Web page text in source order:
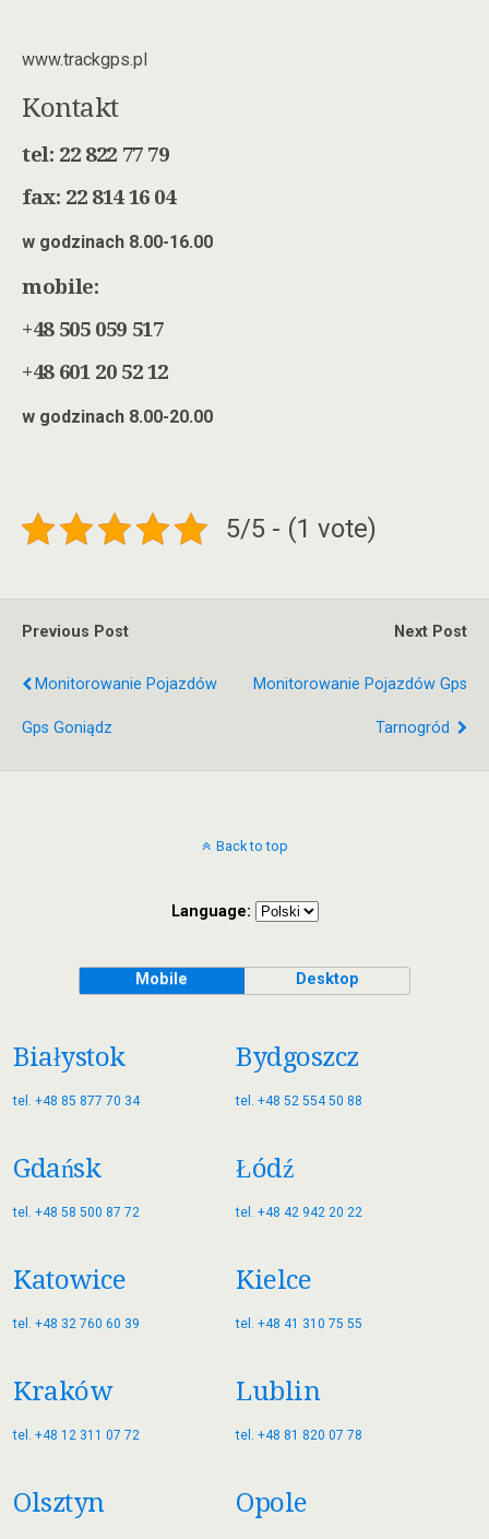
www.trackgps.pl
Kontakt
tel: 22 822 77 79
fax: 22 814 16 04
w godzinach 8.00-16.00
mobile:
+48 505 059 517
+48 601 20 52 12
w godzinach 8.00-20.00
5/5 - (1 vote)
Previous Post
Monitorowanie Pojazdów
Gps Goniądz
Next Post
Monitorowanie Pojazdów Gps
Tarnogród
Back to top
Language:
Mobile Desktop
Białystok
tel. +48 85 877 70 34
Bydgoszcz
tel. +48 52 554 50 88
Gdańsk
tel. +48 58 500 87 72
Łódź
tel. +48 42 942 20 22
Katowice
tel. +48 32 760 60 39
Kielce
tel. +48 41 310 75 55
Kraków
tel. +48 12 311 07 72
Lublin
tel. +48 81 820 07 78
Olsztyn Opole